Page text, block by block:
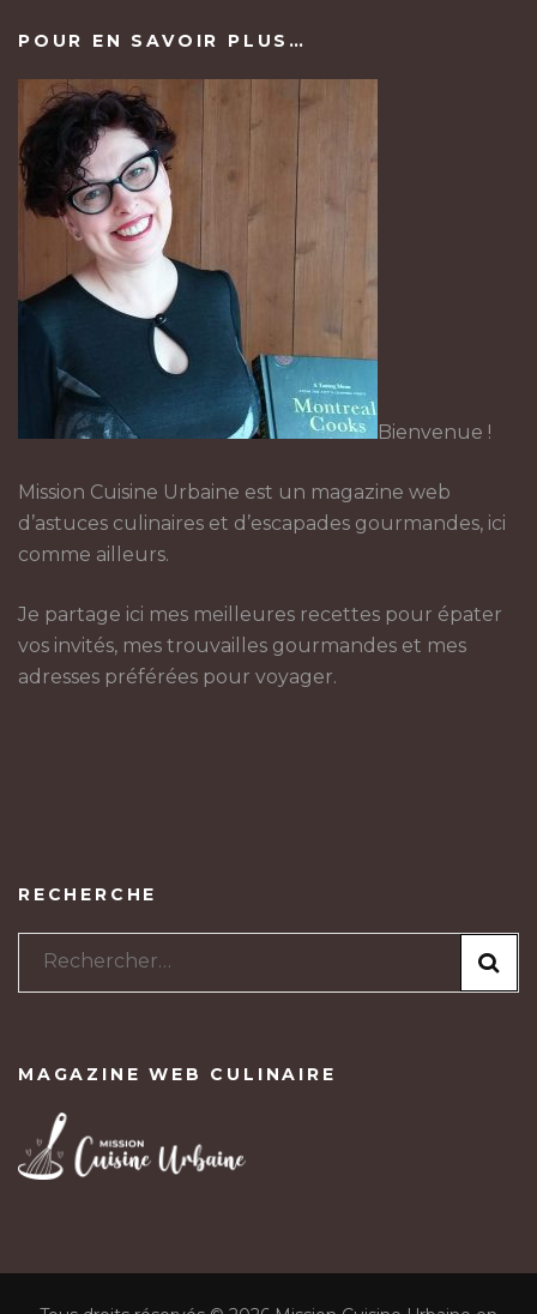
POUR EN SAVOIR PLUS…
Bienvenue !
Mission Cuisine Urbaine est un magazine web
d’astuces culinaires et d’escapades gourmandes, ici
comme ailleurs.
Je partage ici mes meilleures recettes pour épater
vos invités, mes trouvailles gourmandes et mes
adresses préférées pour voyager.
RECHERCHE
Rechercher :
MAGAZINE WEB CULINAIRE